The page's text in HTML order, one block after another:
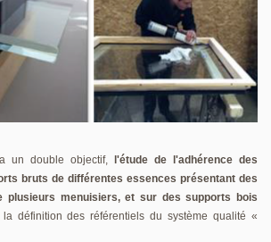
un double objectif, l'étude de l'adhérence des
bruts de différentes essences présentant des
plusieurs menuisiers, et sur des supports bois
définition des référentiels du système qualité «